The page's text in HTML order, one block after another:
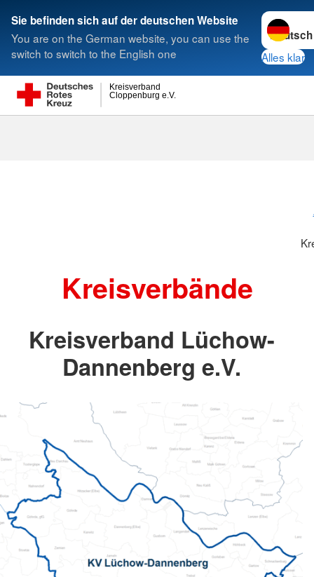
Sie befinden sich auf der deutschen Website
You are on the German website, you can use the
switch to switch to the English one
Sprache
Alles klar
Cloppenburg e.V.
Kreisverband
Suche
Kreisverbände
Kreisverband Lüchow-
Dannenberg e.V.